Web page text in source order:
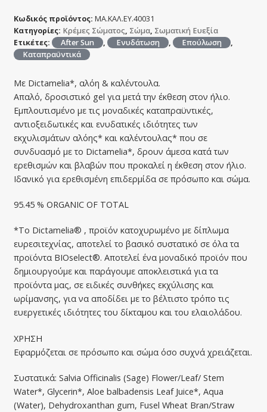
Κωδικός προϊόντος: ΜΑ.ΚΑΛ.ΕΥ.40031
Κατηγορίες: Κρέμες Σώματος, Σώμα, Σωματική Ευεξία
Ετικέτες:
After Sun , Ενυδάτωση , Επούλωση
,
Καταπραϋντικά
Με Dictamelia*, αλόη & καλέντουλα.
Απαλό, δροσιστικό gel για μετά την έκθεση στον ήλιο.
Εμπλουτισμένο με τις μοναδικές καταπραϋντικές,
αντιοξειδωτικές και ενυδατικές ιδιότητες των
εκχυλισμάτων αλόης* και καλέντουλας* που σε
συνδυασμό με το Dictamelia*, δρουν άμεσα κατά των
ερεθισμών και βλαβών που προκαλεί η έκθεση στον ήλιο.
Ιδανικό για ερεθισμένη επιδερμίδα σε πρόσωπο και σώμα.
95.45 % ORGANIC OF TOTAL
*Το Dictamelia® , προϊόν κατοχυρωμένο με δίπλωμα
ευρεσιτεχνίας, αποτελεί το βασικό συστατικό σε όλα τα
προϊόντα BIOselect®. Αποτελεί ένα μοναδικό προϊόν που
δημιουργούμε και παράγουμε αποκλειστικά για τα
προϊόντα μας, σε ειδικές συνθήκες εκχύλισης και
ωρίμανσης, για να αποδίδει με το βέλτιστο τρόπο τις
ευεργετικές ιδιότητες του δίκταμου και του ελαιολάδου.
ΧΡΗΣΗ
Εφαρμόζεται σε πρόσωπο και σώμα όσο συχνά χρειάζεται.
Συστατικά: Salvia Officinalis (Sage) Flower/Leaf/ Stem
Water*, Glycerin*, Aloe balbadensis Leaf Juice*, Aqua
(Water), Dehydroxanthan gum, Fusel Wheat Bran/Straw